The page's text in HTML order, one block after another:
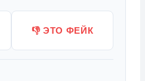
👎 ЭТО ФЕЙК